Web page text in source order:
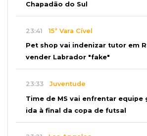
Chapadão do Sul
23:41 15ª Vara Cível
Pet shop vai indenizar tutor em
vender Labrador "fake"
23:33 Juventude
Time de MS vai enfrentar equipe
ida à final da copa de futsal